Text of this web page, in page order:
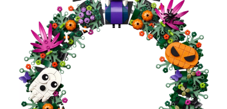
Благодаря точным инструкциям это будет несложно.
Узнаваемая форма, реалистичные элементы отлично
воссозданы в кирпичиках LEGO, а к основанию
крепится демонстрационная табличка.
Модель знаменитого небоскреба выполнена в светло-
сером цвете с темно-серыми элементами, она в
деталях передает внешний вид высотного здания из
железобетона, стекла и стали. Лего Бурдж-Халифа